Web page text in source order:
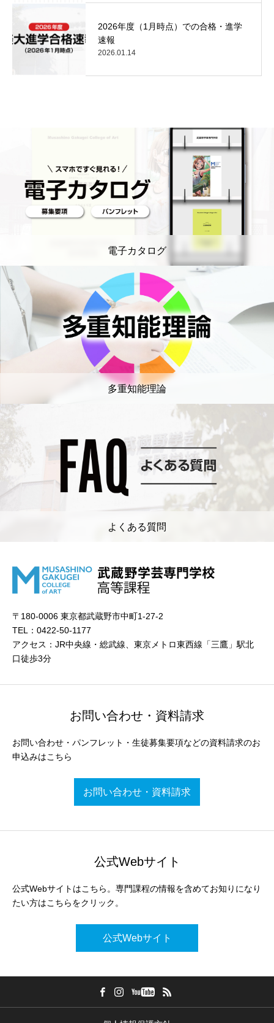
2026年度（1月時点）での合格・進学
速報
2026.01.14
電子カタログ
多重知能理論
よくある質問
〒180-0006 東京都武蔵野市中町1-27-2
TEL：0422-50-1177
アクセス：JR中央線・総武線、東京メトロ東西線「三鷹」駅北
口徒歩3分
お問い合わせ・資料請求
お問い合わせ・パンフレット・生徒募集要項などの資料請求のお
申込みはこちら
お問い合わせ・資料請求
公式Webサイト
公式Webサイトはこちら。専門課程の情報を含めてお知りになり
たい方はこちらをクリック。
公式Webサイト